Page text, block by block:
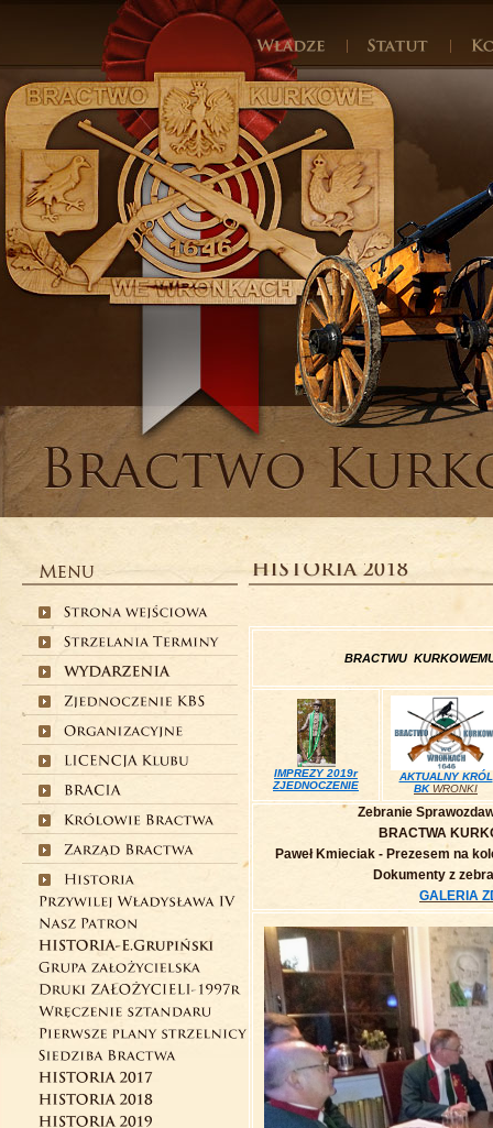
BRACTWU
IMPREZY 2019r
ZJEDNOCZENIE
AKTUALNY KRÓL
BK WRONKI
Zebranie
BRACTWA
Paweł Kmieciak - Prezesem na
Dokumenty z
GALERIA